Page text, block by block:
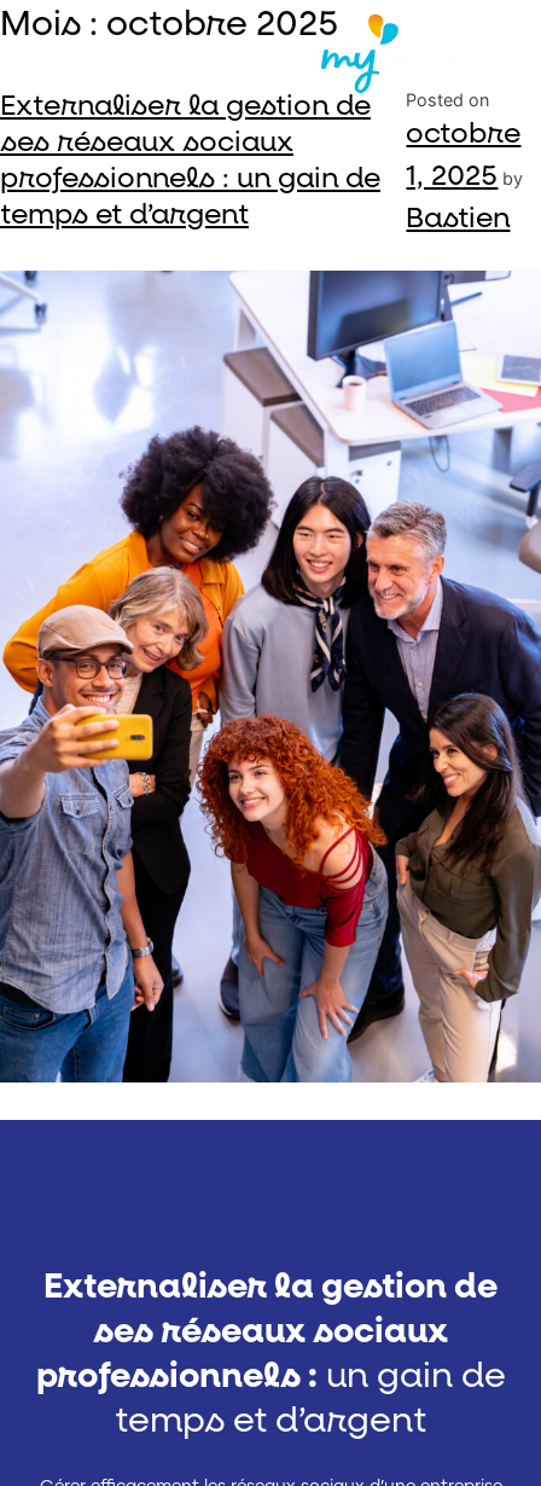
Skip
content
Mois : octobre 2025
Externaliser la gestion de
ses réseaux sociaux
professionnels : un gain de
temps et d’argent
Posted on
octobre
1, 2025 by
Bastien
Externaliser la gestion de
ses réseaux sociaux
professionnels : un gain de
temps et d’argent